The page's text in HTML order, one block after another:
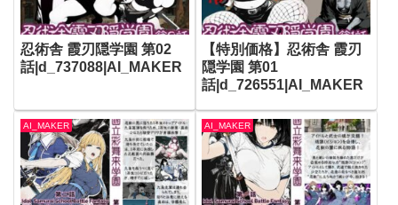
忍術舎 霞刃隠学園 第02
話|d_737088|AI_MAKER
【特別価格】忍術舎 霞刃
隠学園 第01
話|d_726551|AI_MAKER
AI_MAKER AI_MAKER